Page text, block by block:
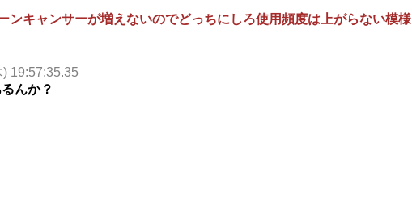
ンキャンサーが増えないのでどっちにしろ使用頻度は上がらない模様
19:57:35.35
んか？